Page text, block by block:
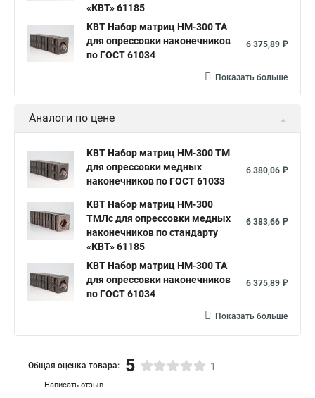
«КВТ» 61185
КВТ Набор матриц НМ-300 ТА
для опрессовки наконечников
по ГОСТ 61034
6 375,89 ₽
Показать больше
Аналоги по цене
КВТ Набор матриц НМ-300 ТМ
для опрессовки медных
наконечников по ГОСТ 61033
6 380,06 ₽
КВТ Набор матриц НМ-300
ТМЛс для опрессовки медных
наконечников по стандарту
«КВТ» 61185
6 383,66 ₽
КВТ Набор матриц НМ-300 ТА
для опрессовки наконечников
по ГОСТ 61034
6 375,89 ₽
Показать больше
Написать отзыв
Общая оценка товара: 5 1